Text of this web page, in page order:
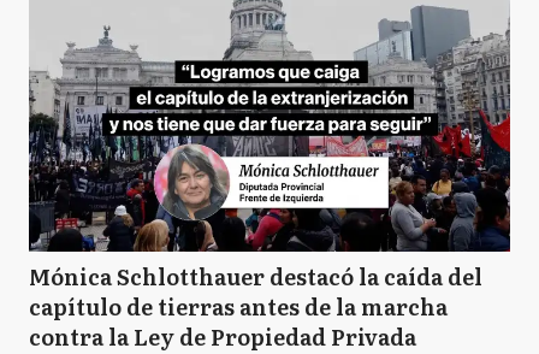
Mónica Schlotthauer destacó la caída del
capítulo de tierras antes de la marcha
contra la Ley de Propiedad Privada